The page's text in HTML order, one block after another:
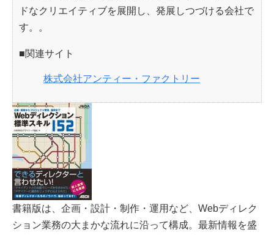
ドなクリエイティブを展開し、発展しつづける会社で
す。。
■関連サイト
株式会社アンティー・ファクトリー
書籍版は、企画・設計・制作・運用など、Webディレク
ション業務の大まかな流れに沿って構成。最新情報を盛